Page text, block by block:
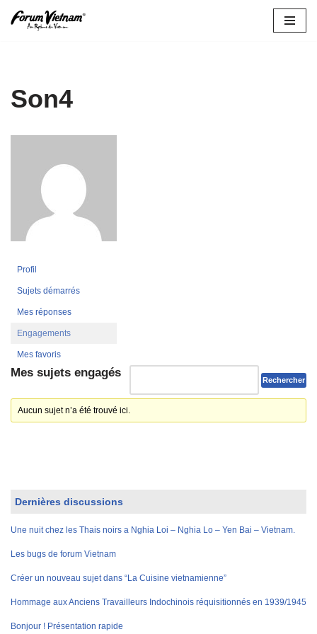
Son4
Profil
Sujets démarrés
Mes réponses
Engagements
Mes favoris
Mes sujets engagés
Aucun sujet n’a été trouvé ici.
Dernières discussions
Une nuit chez les Thais noirs a Nghia Loi – Nghia Lo – Yen Bai – Vietnam.
Les bugs de forum Vietnam
Créer un nouveau sujet dans “La Cuisine vietnamienne”
Hommage aux Anciens Travailleurs Indochinois réquisitionnés en 1939/1945
Bonjour ! Présentation rapide